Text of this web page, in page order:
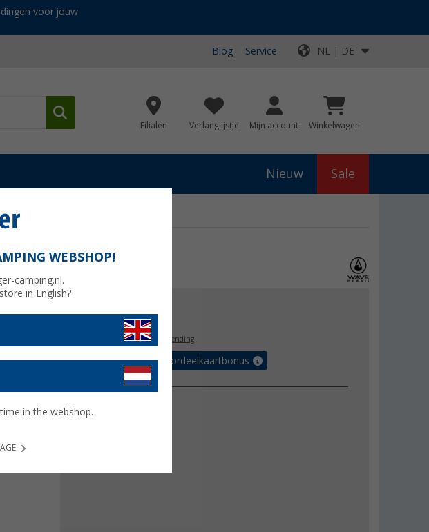
voor jouw
Blog Service NL | DE
Filialen Verlanglijstje Mijn account Winkelwagen
Nieuw Sale
€ 59,90
Prijzen incl. BTWgratis verzending
Verzeker tot 5% voordeelkaartbonus
WEBSHOP!
camping.nl.
in English?
in the webshop.